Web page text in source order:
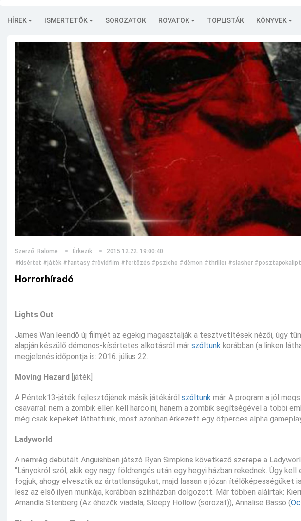
HÍREK ISMERTETŐK SOROZATOK ROVATOK TOPLISTÁK KÖNYVEK
Szerző: Ralome Érkezik
2015.12.22. 19:00:40
#kísértet #játék #fantasy #rövidfilm #fertőzés #pszicho #démon #thriller #slasher
Horrorhíradó
Lights Out
James Wan leendő új filmjét az egekig magasztalják a tesztvetítések nézői, úgy
alapján készülő démonos-kísértetes alkotásról már szóltunk korábban (a linken
megjelenés időpontja is: 2016. július 22.
Moving Hazard [játék]
A Péntek13-játék fejlesztőjének másik játékáról szóltunk már. A program a jól
csavarral: nem a zombik ellen kell harcolni, hanem a zombik segítségével a többi
még csak képeket láthattunk, most azonban érkezett egy ötperces alpha
Ladyworld
A nemrég debütált Anguishben játszó Ryan Simpkins következő szerepe a
"Lányokról szól, akik egy nagy földrengés után egy hegyi házban rekednek. Úgy
fogjuk, ahogy elvesztik az ártatlanságukat, majd lassan a józan ítélőképességüket
lesz az első ilyen munkája, korábban színházban dolgozott. Már többen aláírtak:
Amandla Stenberg (Az éhezők viadala, Sleepy Hollow (sorozat)), Annalise Basso (